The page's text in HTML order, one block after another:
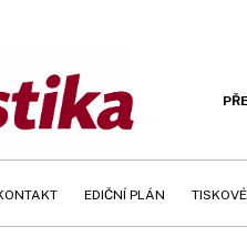
EDIČNÍ PLÁN